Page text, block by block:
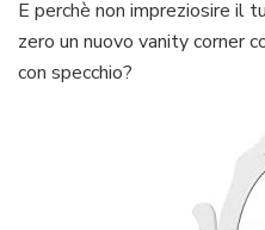
E perchè non impreziosire il
zero un nuovo vanity corner
con specchio?